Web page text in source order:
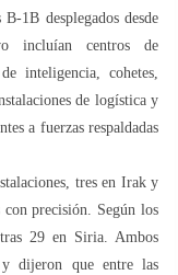
1B desplegados desde
incluían centros de
inteligencia, cohetes,
de logística y
a fuerzas respaldadas
tres en Irak y
precisión. Según los
29 en Siria. Ambos
y dijeron que entre las